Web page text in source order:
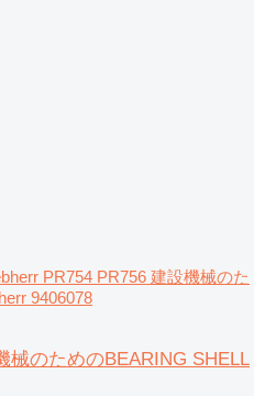
PR754 PR756 建設機械のた
9406078
械のためのBEARING SHELL